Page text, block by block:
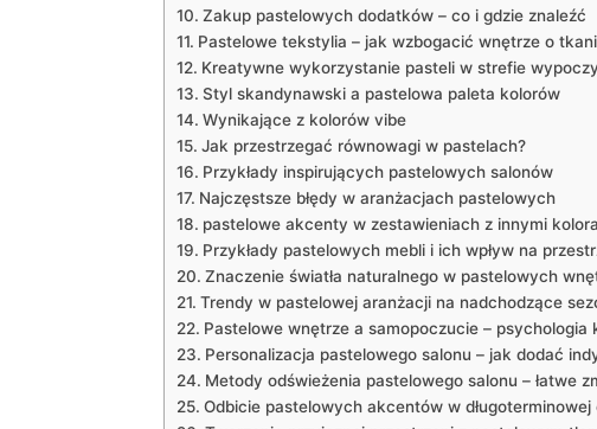
Zakup pastelowych dodatków – co i gdzie znaleźć
Pastelowe tekstylia – jak wzbogacić wnętrze o
Kreatywne wykorzystanie pasteli w strefie
Styl skandynawski a pastelowa paleta kolorów
Wynikające z kolorów vibe
Jak przestrzegać równowagi w pastelach?
Przykłady inspirujących pastelowych salonów
Najczęstsze błędy w aranżacjach pastelowych
pastelowe akcenty w zestawieniach z innymi
Przykłady pastelowych mebli i ich wpływ na
Znaczenie światła naturalnego w pastelowych
Trendy w pastelowej aranżacji na nadchodzące
Pastelowe wnętrze a samopoczucie – psychologia
Personalizacja pastelowego salonu – jak dodać
Metody odświeżenia pastelowego salonu – łatwe
Odbicie pastelowych akcentów w